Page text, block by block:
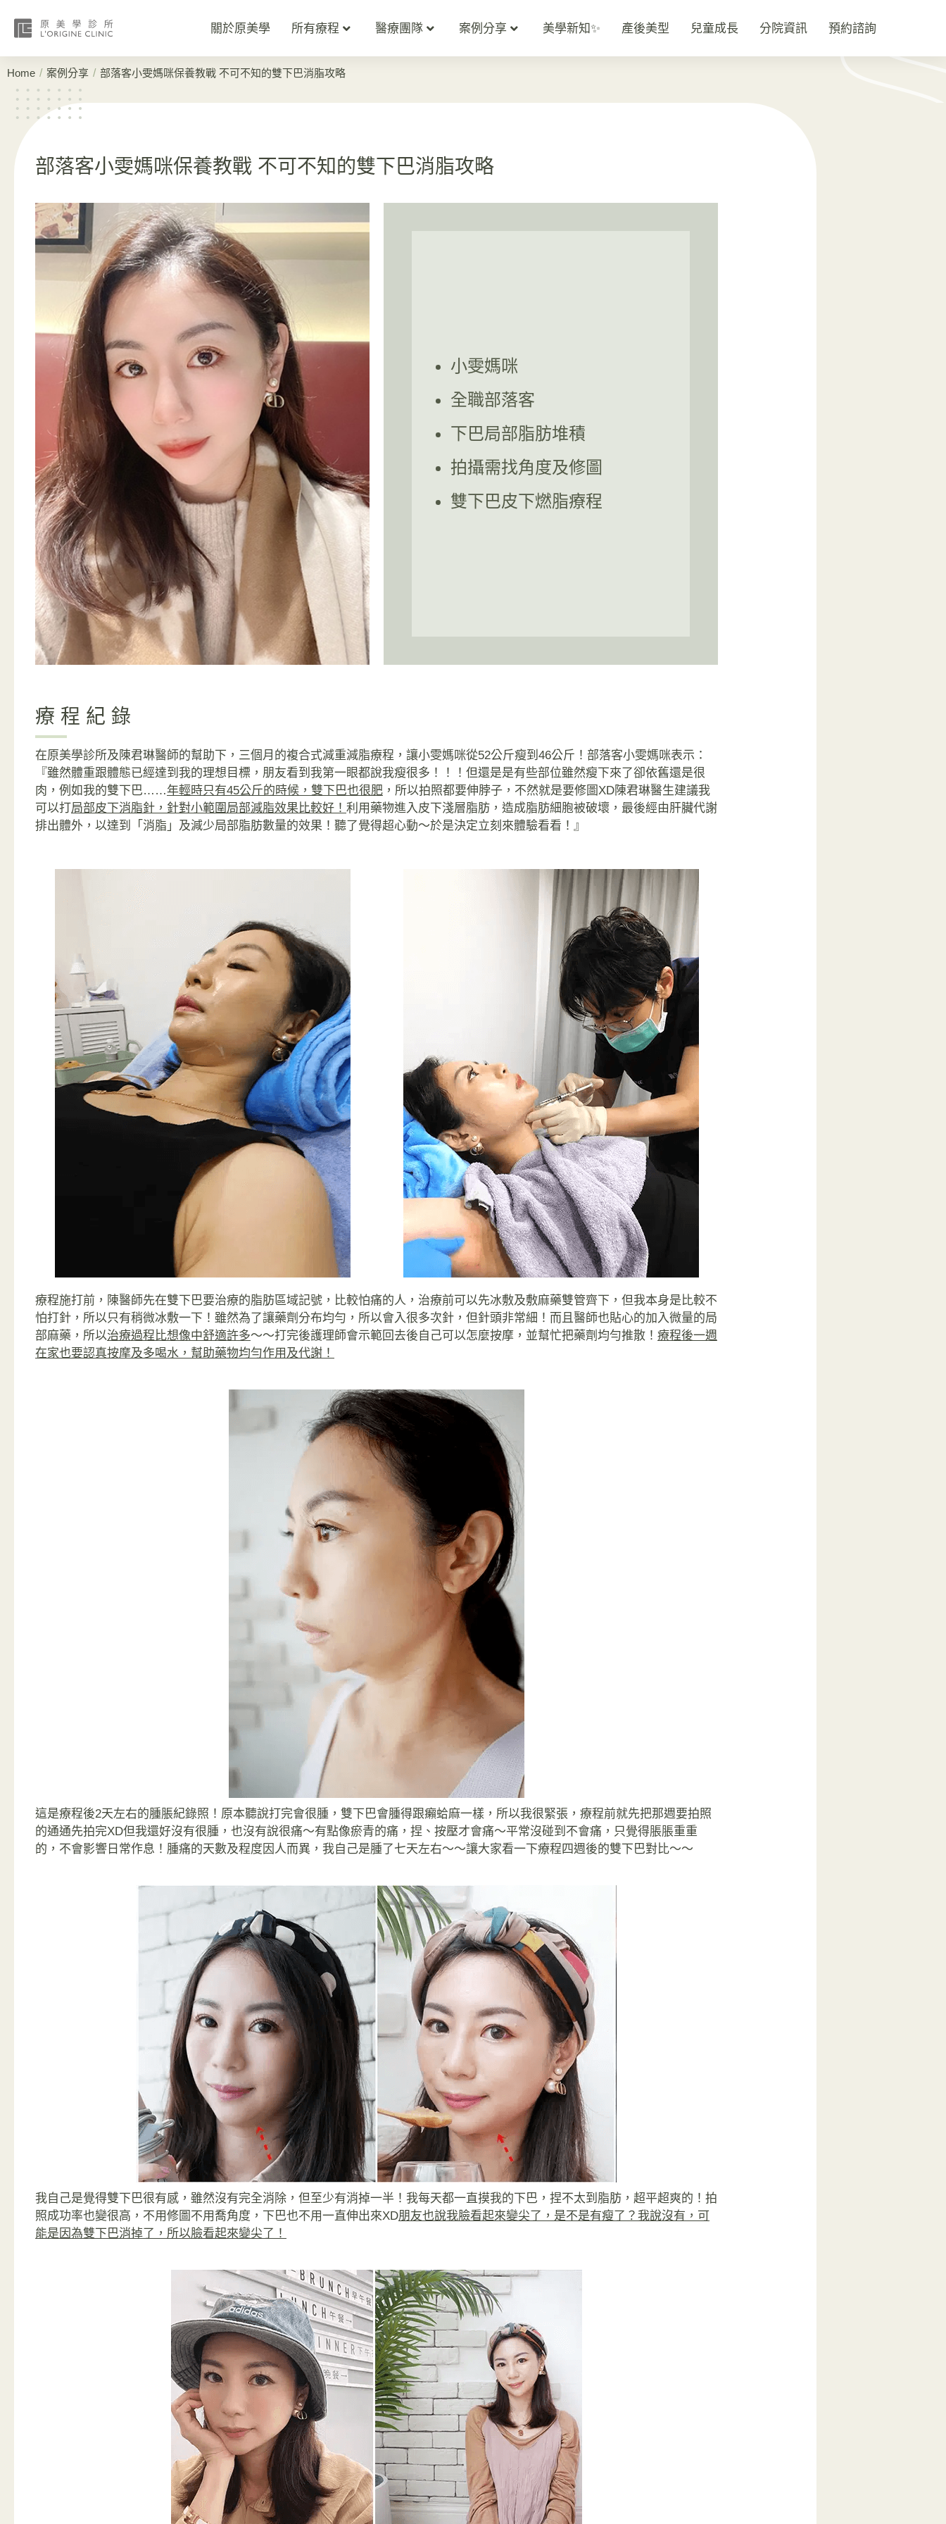
關於原美學 所有療程 醫療團隊 案例分享 美學新知✨ 產後美型 兒童成長 分院資訊 預約諮詢
Home / 案例分享 / 部落客小雯媽咪保養教戰 不可不知的雙下巴消脂攻略
部落客小雯媽咪保養教戰 不可不知的雙下巴消脂攻略
小雯媽咪
全職部落客
下巴局部脂肪堆積
拍攝需找角度及修圖
雙下巴皮下燃脂療程
療程紀錄
在原美學診所及陳君琳醫師的幫助下，三個月的複合式減重減脂療程，讓小雯媽咪從52公斤瘦到46公斤！部落客小雯媽咪表示：
『雖然體重跟體態已經達到我的理想目標，朋友看到我第一眼都說我瘦很多！！！但還是是有些部位雖然瘦下來了卻依舊還是很
肉，例如我的雙下巴……年輕時只有45公斤的時候，雙下巴也很肥 ，所以拍照都要伸脖子，不然就是要修圖XD陳君琳醫生建議我
可以打局部皮下消脂針，針對小範圍局部減脂效果比較好！ 利用藥物進入皮下淺層脂肪，造成脂肪細胞被破壞，最後經由肝臟代謝
排出體外，以達到「消脂」及減少局部脂肪數量的效果！聽了覺得超心動～於是決定立刻來體驗看看！』
療程施打前，陳醫師先在雙下巴要治療的脂肪區域記號，比較怕痛的人，治療前可以先冰敷及敷麻藥雙管齊下，但我本身是比較不
怕打針，所以只有稍微冰敷一下！雖然為了讓藥劑分布均勻，所以會入很多次針，但針頭非常細！而且醫師也貼心的加入微量的局
部麻藥，所以治療過程比想像中舒適許多～～打完後護理師會示範回去後自己可以怎麼按摩，並幫忙把藥劑均勻推散！ 療程後一週
在家也要認真按摩及多喝水，幫助藥物均勻作用及代謝！
這是療程後2天左右的腫脹紀錄照！原本聽說打完會很腫，雙下巴會腫得跟癩蛤麻一樣，所以我很緊張，療程前就先把那週要拍照
的通通先拍完XD但我還好沒有很腫，也沒有說很痛～有點像瘀青的痛，捏、按壓才會痛～平常沒碰到不會痛，只覺得脹脹重重
的，不會影響日常作息！腫痛的天數及程度因人而異，我自己是腫了七天左右～～讓大家看一下療程四週後的雙下巴對比～～
我自己是覺得雙下巴很有感，雖然沒有完全消除，但至少有消掉一半！我每天都一直摸我的下巴，捏不太到脂肪，超平超爽的！拍
照成功率也變很高，不用修圖不用喬角度，下巴也不用一直伸出來XD朋友也說我臉看起來變尖了，是不是有瘦了？我說沒有，可
能是因為雙下巴消掉了，所以臉看起來變尖了！